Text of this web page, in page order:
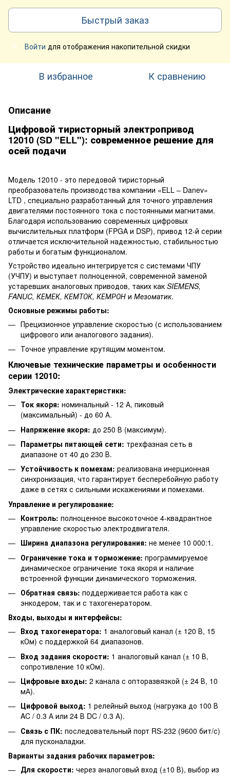
Быстрый заказ
% Войти для отображения накопительной скидки
В избранное К сравнению
Описание
Цифровой тиристорный электропривод
12010 (SD "ELL"): современное решение для
осей подачи
Модель 12010 - это передовой тиристорный
преобразователь производства компании «ELL – Danev»
LTD , специально разработанный для точного управления
двигателями постоянного тока с постоянными магнитами.
Благодаря использованию современных цифровых
вычислительных платформ (FPGA и DSP), привод 12-й серии
отличается исключительной надежностью, стабильностью
работы и богатым функционалом.
Устройство идеально интегрируется с системами ЧПУ
(УЧПУ) и выступает полноценной, современной заменой
устаревших аналоговых приводов, таких как SIEMENS,
FANUC, КЕМЕК, КЕМТОК, КЕМРОН и Мезоматик.
Основные режимы работы:
Прецизионное управление скоростью (с использованием
цифрового или аналогового задания).
Точное управление крутящим моментом.
Ключевые технические параметры и особенности
серии 12010:
Электрические характеристики:
Ток якоря: номинальный - 12 А, пиковый
(максимальный) - до 60 А.
Напряжение якоря: до 250 В (максимум).
Параметры питающей сети: трехфазная сеть в
диапазоне от 40 до 230 В.
Устойчивость к помехам: реализована инерционная
синхронизация, что гарантирует бесперебойную работу
даже в сетях с сильными искажениями и помехами.
Управление и регулирование:
Контроль: полноценное высокоточное 4-квадрантное
управление скоростью электродвигателя.
Ширина диапазона регулирования: не менее 10 000:1.
Ограничение тока и торможение: программируемое
динамическое ограничение тока якоря и наличие
встроенной функции динамического торможения.
Обратная связь: поддерживается работа как с
энкодером, так и с тахогенератором.
Входы, выходы и интерфейсы:
Вход тахогенератора: 1 аналоговый канал (± 120 В, 15
кОм) с поддержкой 64 диапазонов.
Вход задания скорости: 1 аналоговый канал (± 10 В,
сопротивление 10 кОм).
Цифровые входы: 2 канала с опторазвязкой (± 24 В, 10
мА).
Цифровой выход: 1 релейный выход (нагрузка до 100 В
AC / 0.3 А или 24 В DC / 0.3 А).
Связь с ПК: последовательный порт RS-232 (9600 бит/с)
для пусконаладки.
Варианты задания рабочих параметров:
Для скорости: через аналоговый вход (±10 В), выбор из